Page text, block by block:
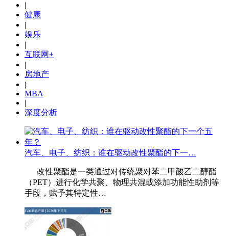
|
健康
|
娱乐
|
互联网+
|
房地产
|
MBA
|
深度分析
汽车、电子、纺织：谁在驱动改性聚酯的下一…
改性聚酯是一类通过对传统聚对苯二甲酸乙二醇酯
（PET）进行化学共聚、物理共混或添加功能性助剂等
手段，赋予其特定性…